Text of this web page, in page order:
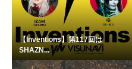
【Inventions】第117回は
SHAZN...